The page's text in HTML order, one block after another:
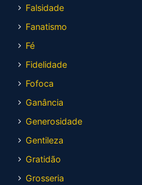
Falsidade
Fanatismo
Fé
Fidelidade
Fofoca
Ganância
Generosidade
Gentileza
Gratidão
Grosseria